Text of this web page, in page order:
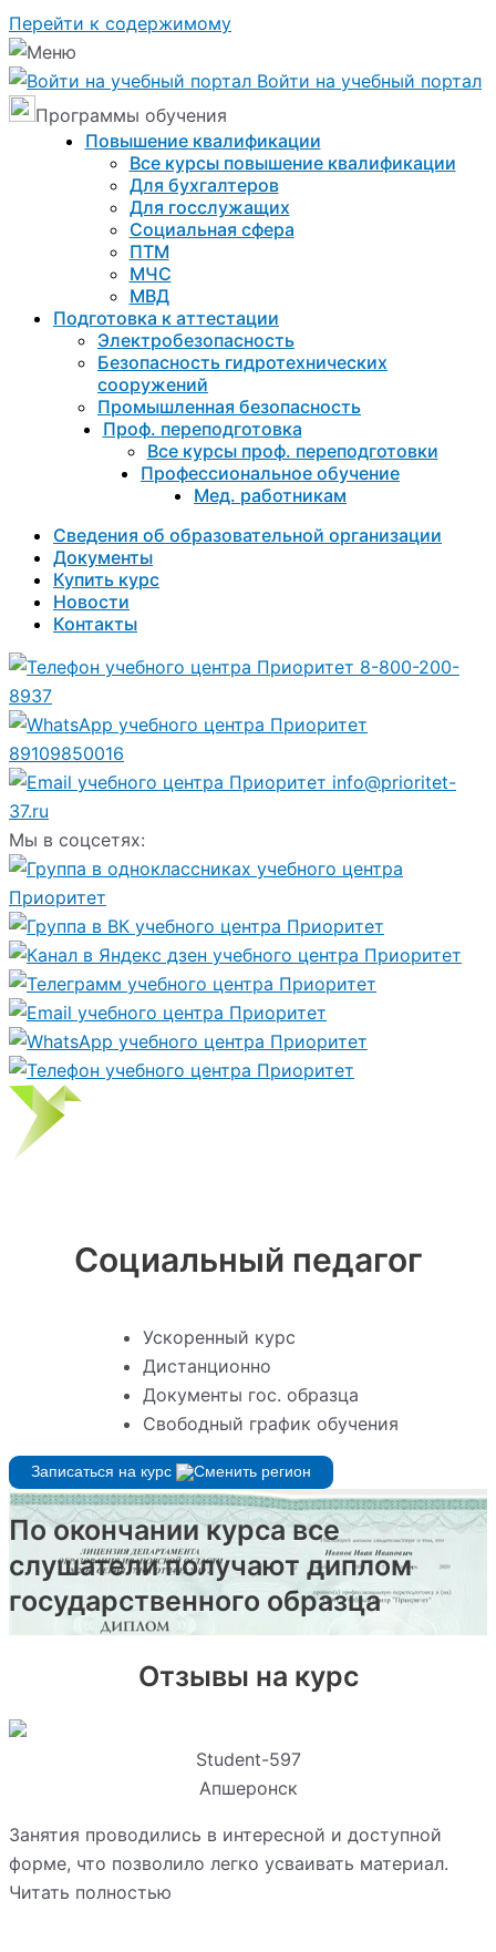
Перейти к содержимому
Войти на учебный портал
Программы обучения
Повышение квалификации
Все курсы повышение квалификации
Для бухгалтеров
Для госслужащих
Социальная сфера
ПТМ
МЧС
МВД
Подготовка к aттестации
Электробезопасность
Безопасность гидротехнических
сооружений
Промышленная безопасность
Проф. переподготовка
Все курсы проф. переподготовки
Профессиональное обучение
Мед. работникам
Сведения об образовательной организации
Документы
Купить курс
Новости
Контакты
8-800-200-
8937
89109850016
info@prioritet-
37.ru
Мы в соцсетях:
Социальный педагог
Ускоренный курс
Дистанционно
Документы гос. образца
Свободный график обучения
Записаться на курс
По окончании курса все
слушатели получают диплом
государственного образца
Отзывы на курс
Student-597
Апшеронск
Занятия проводились в интересной и доступной
форме, что позволило легко усваивать материал.
Читать полностью